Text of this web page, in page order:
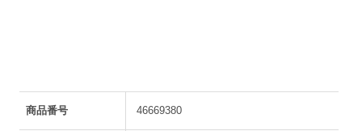
商品番号 46669380